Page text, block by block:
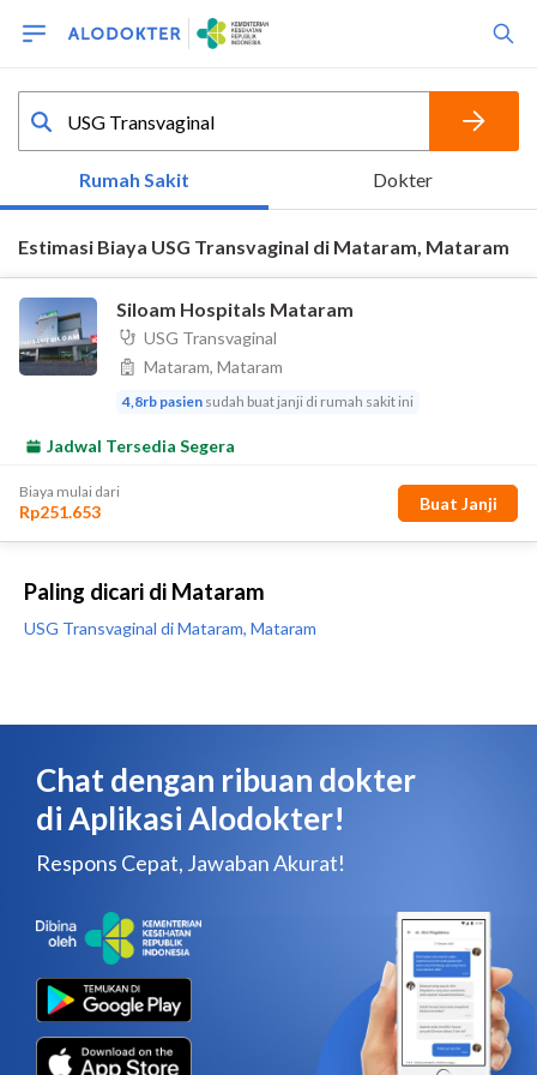
Paling dicari di Mataram
USG Transvaginal di Mataram, Mataram